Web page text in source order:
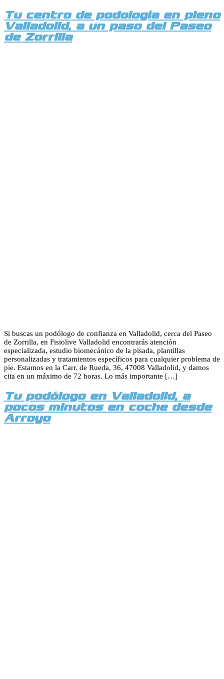
Tu centro de podología en pleno
Valladolid, a un paso del Paseo
de Zorrilla
Si buscas un podólogo de confianza en Valladolid, cerca del Paseo
de Zorrilla, en Fisiolive Valladolid encontrarás atención
especializada, estudio biomecánico de la pisada, plantillas
personalizadas y tratamientos específicos para cualquier problema de
pie. Estamos en la Carr. de Rueda, 36, 47008 Valladolid, y damos
cita en un máximo de 72 horas. Lo más importante […]
Tu podólogo en Valladolid, a
pocos minutos en coche desde
Arroyo